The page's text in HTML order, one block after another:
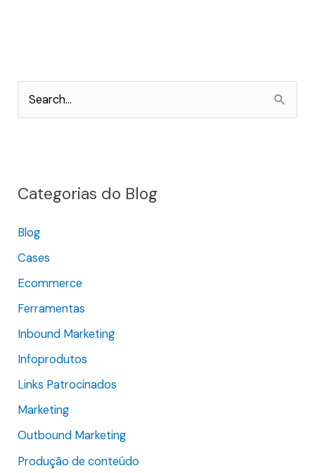
u
s
a
r
p
o
Categorias do Blog
Blog
Cases
Ecommerce
Ferramentas
Inbound Marketing
Infoprodutos
Links Patrocinados
Marketing
Outbound Marketing
Produção de conteúdo